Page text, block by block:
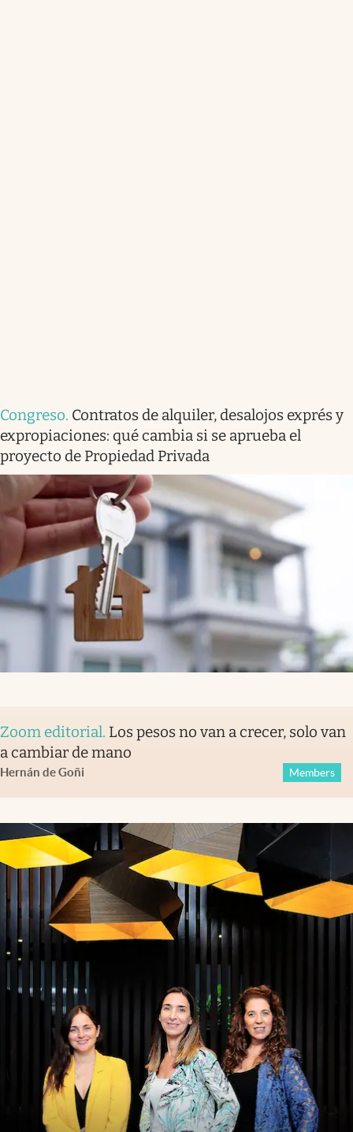
Congreso. Contratos de alquiler, desalojos exprés y
expropiaciones: qué cambia si se aprueba el
proyecto de Propiedad Privada
Zoom editorial. Los pesos no van a crecer, solo van
a cambiar de mano
Hernán de Goñi Members